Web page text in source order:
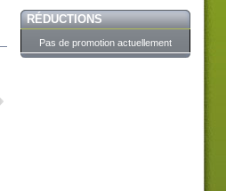
RÉDUCTIONS
Pas de promotion actuellement